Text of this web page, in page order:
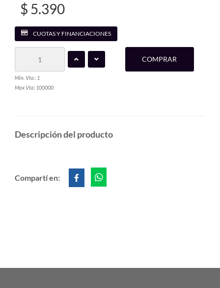
$ 5.390
CUOTAS Y FINANCIACIONES
Min. Vta.: 1
Max Vta: 100000
COMPRAR
Descripción del producto
Compartí en: